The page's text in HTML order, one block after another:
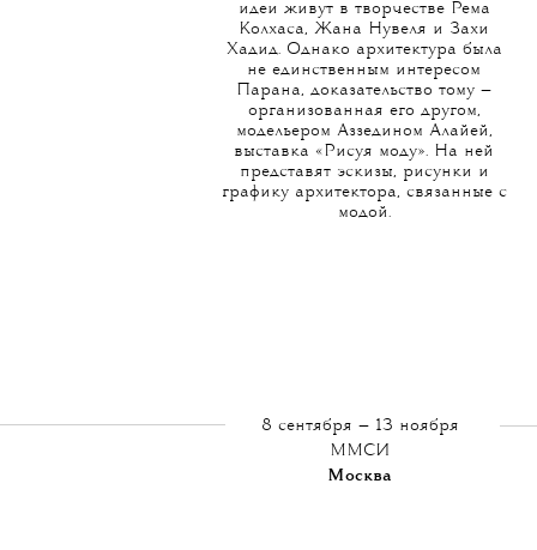
идеи живут в творчестве Рема
Колхаса, Жана Нувеля и Захи
Хадид. Однако архитектура была
не единственным интересом
Парана, доказательство тому —
организованная его другом,
модельером Аззедином Алайей,
выставка «Рисуя моду». На ней
представят эскизы, рисунки и
графику архитектора, связанные с
модой.
8 сентября — 13 ноября
ММСИ
Москва